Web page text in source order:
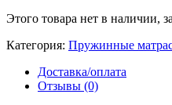
Этого товара нет в наличии,
Категория: Пружинные
Доставка/оплата
Отзывы (0)